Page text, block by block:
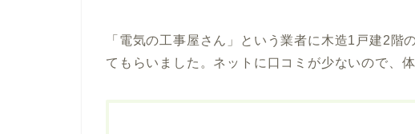
「電気の工事屋さん」という業者に木造1戸建2階
てもらいました。ネットに口コミが少ないので、